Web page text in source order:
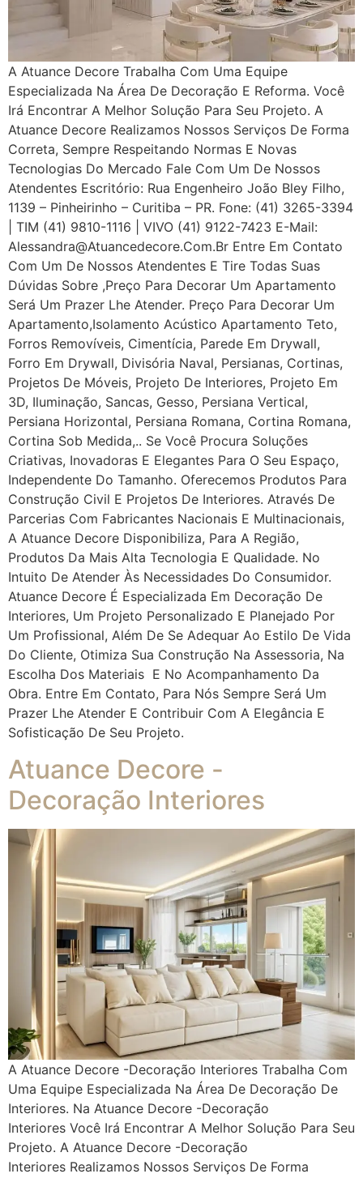
A Atuance Decore Trabalha Com Uma Equipe
Especializada Na Área De Decoração E Reforma. Você
Irá Encontrar A Melhor Solução Para Seu Projeto. A
Atuance Decore Realizamos Nossos Serviços De Forma
Correta, Sempre Respeitando Normas E Novas
Tecnologias Do Mercado Fale Com Um De Nossos
Atendentes Escritório: Rua Engenheiro João Bley Filho,
1139 – Pinheirinho – Curitiba – PR. Fone: (41) 3265-3394
| TIM (41) 9810-1116 | VIVO (41) 9122-7423 E-Mail:
Alessandra@atuancedecore.com.br Entre Em Contato
Com Um De Nossos Atendentes E Tire Todas Suas
Dúvidas Sobre ,Preço Para Decorar Um Apartamento
Será Um Prazer Lhe Atender. Preço Para Decorar Um
Apartamento,Isolamento Acústico Apartamento Teto,
Forros Removíveis, Cimentícia, Parede Em Drywall,
Forro Em Drywall, Divisória Naval, Persianas, Cortinas,
Projetos De Móveis, Projeto De Interiores, Projeto Em
3D, Iluminação, Sancas, Gesso, Persiana Vertical,
Persiana Horizontal, Persiana Romana, Cortina Romana,
Cortina Sob Medida,.. Se Você Procura Soluções
Criativas, Inovadoras E Elegantes Para O Seu Espaço,
Independente Do Tamanho. Oferecemos Produtos Para
Construção Civil E Projetos De Interiores. Através De
Parcerias Com Fabricantes Nacionais E Multinacionais,
A Atuance Decore Disponibiliza, Para A Região,
Produtos Da Mais Alta Tecnologia E Qualidade. No
Intuito De Atender Às Necessidades Do Consumidor.
Atuance Decore É Especializada Em Decoração De
Interiores, Um Projeto Personalizado E Planejado Por
Um Profissional, Além De Se Adequar Ao Estilo De Vida
Do Cliente, Otimiza Sua Construção Na Assessoria, Na
Escolha Dos Materiais E No Acompanhamento Da
Obra. Entre Em Contato, Para Nós Sempre Será Um
Prazer Lhe Atender E Contribuir Com A Elegância E
Sofisticação De Seu Projeto.
Atuance Decore -
Decoração Interiores
A Atuance Decore -Decoração Interiores Trabalha Com
Uma Equipe Especializada Na Área De Decoração De
Interiores. Na Atuance Decore -Decoração
Interiores Você Irá Encontrar A Melhor Solução Para Seu
Projeto. A Atuance Decore -Decoração
Interiores Realizamos Nossos Serviços De Forma